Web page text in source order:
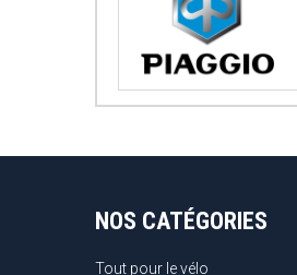
NOS CATÉGORIES
Tout pour le vélo